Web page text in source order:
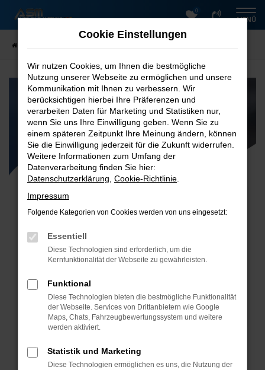
Zum
0
MENÜ
Tarife
Ausstattung
Fragen & Antworten
Cookie Einstellungen
Wir nutzen Cookies, um Ihnen die bestmögliche
Nutzung unserer Webseite zu ermöglichen und unsere
Kommunikation mit Ihnen zu verbessern. Wir
berücksichtigen hierbei Ihre Präferenzen und
verarbeiten Daten für Marketing und Statistiken nur,
wenn Sie uns Ihre Einwilligung geben. Wenn Sie zu
einem späteren Zeitpunkt Ihre Meinung ändern, können
Sie die Einwilligung jederzeit für die Zukunft widerrufen.
Weitere Informationen zum Umfang der
Datenverarbeitung finden Sie hier:
Datenschutzerklärung Cookie-Richtlinie
Impressum
Folgende Kategorien von Cookies werden von uns eingesetzt:
Essentiell
Diese Technologien sind erforderlich, um die
Kernfunktionalität der Webseite zu gewährleisten.
Funktional
Diese Technologien bieten die bestmögliche Funktionalität
der Webseite. Services von Drittanbietern wie Google
Maps, Chats, Fahrzeugbewertungssystem und weitere
werden aktiviert.
Statistik und Marketing
Diese Technologien ermöglichen es uns, die Nutzung der